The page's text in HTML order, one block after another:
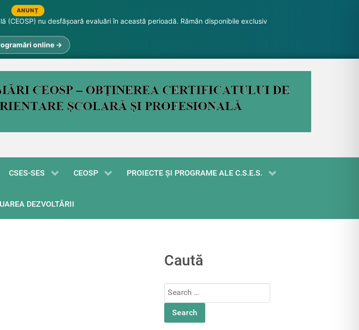
ANUNȚ
(CEOSP) nu desfășoară evaluări în această perioadă. Rămân disponibile exclusiv
online →
CSES-SES CEOSP PROIECTE ŞI PROGRAME ALE C.S.E.S.
DEZVOLTĂRII
Caută
Search